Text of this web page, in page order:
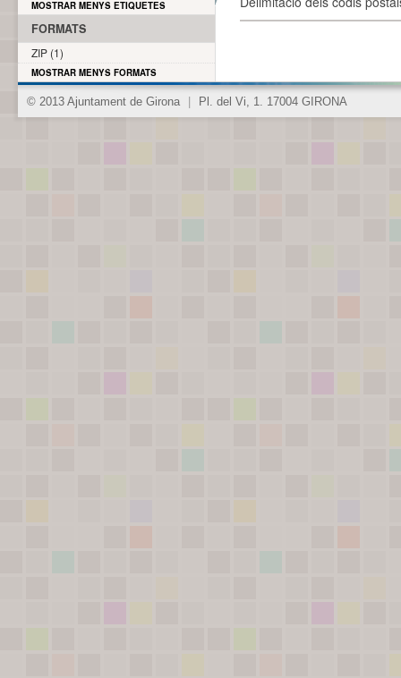
MOSTRAR MENYS ETIQUETES
FORMATS
ZIP (1)
MOSTRAR MENYS FORMATS
© 2013 Ajuntament de Girona Pl. del Vi, 1. 17004 GIRONA